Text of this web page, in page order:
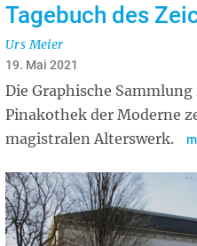
Tagebuch des
Urs Meier
19. Mai 2021
Die Graphische
Pinakothek der Moderne
magistralen Alterswerk.